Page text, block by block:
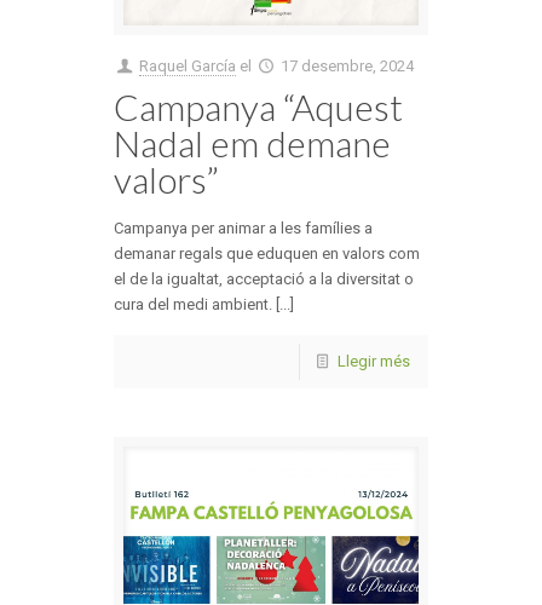
Raquel García el 17 desembre, 2024
Campanya “Aquest
Nadal em demane
valors”
Campanya per animar a les famílies a
demanar regals que eduquen en valors com
el de la igualtat, acceptació a la diversitat o
cura del medi ambient. [...]
Llegir més